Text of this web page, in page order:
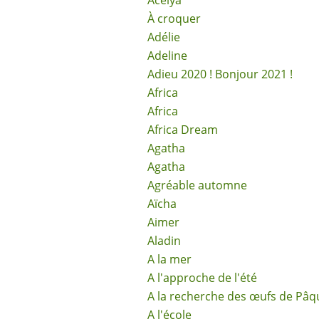
À croquer
Adélie
Adeline
Adieu 2020 ! Bonjour 2021 !
Africa
Africa
Africa Dream
Agatha
Agatha
Agréable automne
Aïcha
Aimer
Aladin
A la mer
A l'approche de l'été
A la recherche des œufs de
A l'école